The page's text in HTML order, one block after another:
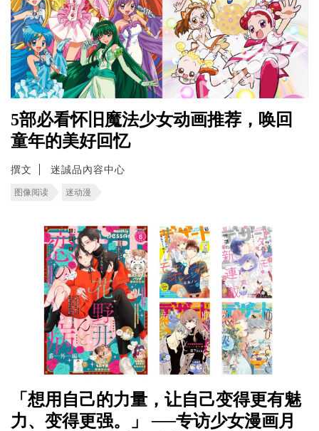
5部必看怀旧魔法少女动画推荐，唤回
童年的美好回忆
撰文 迷誠品內容中心
图像阅读 迷动漫
「想用自己的力量，让自己变得更有魅
力、变得更强。」 ──专访少女漫画月